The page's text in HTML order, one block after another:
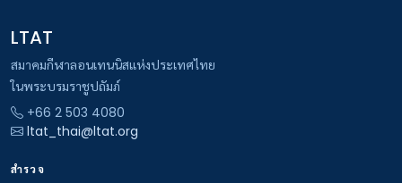
LTAT
สมาคมกีฬาลอนเทนนิสแห่งประเทศไทย
ในพระบรมราชูปถัมภ์
+66 2 503 4080
ltat_thai@ltat.org
สำรวจ